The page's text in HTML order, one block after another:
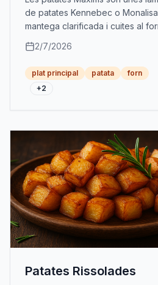
de patates Kennebec o
mantega clarificada i cuites al
cruixent i un interior cremós.
2/7/2026
plat principal patata
forn
+2
Patates Rissolades